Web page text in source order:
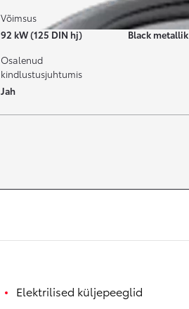
Võimsus
92 kW (125 DIN hj)
Värv
Black metallik
Osalenud
kindlustusjuhtumis
Jah
Elektrilised küljepeeglid